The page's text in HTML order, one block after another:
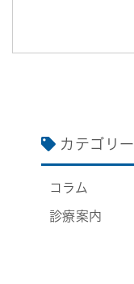
カテゴリー
コラム
診療案内